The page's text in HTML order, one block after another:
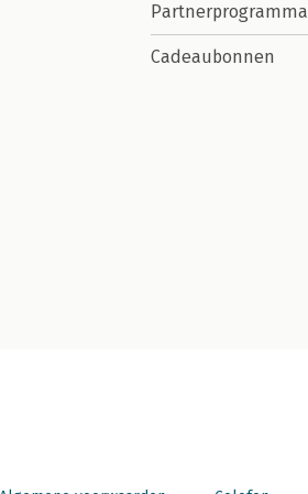
Partnerprogramma
Cadeaubonnen